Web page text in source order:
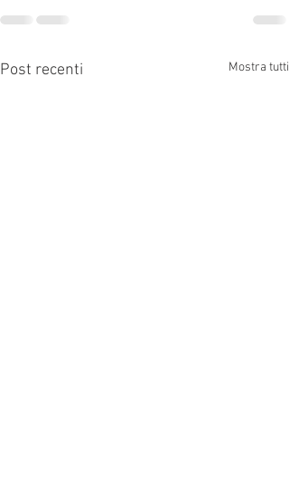
Post recenti Mostra tutti